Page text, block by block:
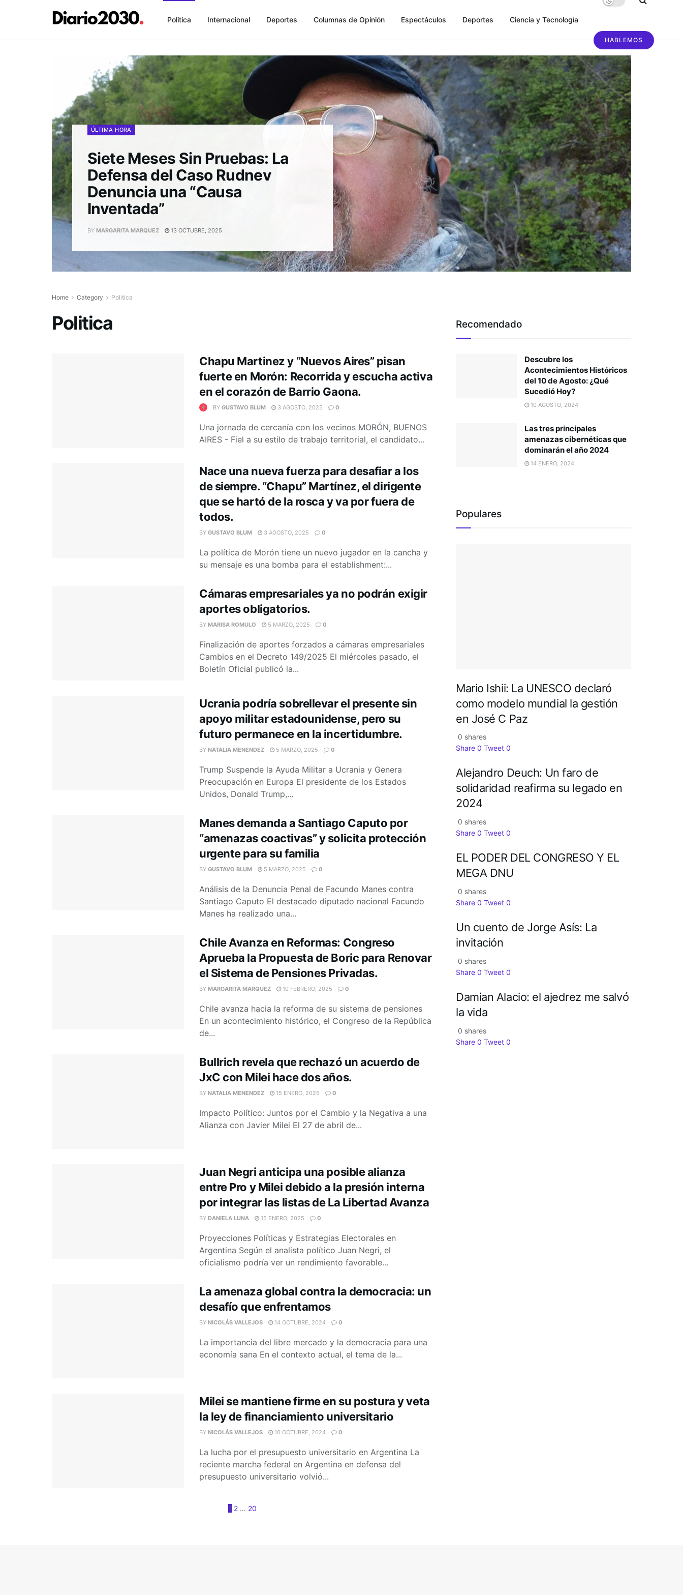
Politica Internacional Deportes Columnas de Opinión Espectáculos Deportes Ciencia y Tecnología
HABLEMOS
ÚLTIMA HORA
Siete Meses Sin Pruebas: La
Defensa del Caso Rudnev
Denuncia una “Causa
Inventada”
BY MARGARITA MARQUEZ 13 OCTUBRE, 2025
Home Category Politica
Politica
Chapu Martinez y “Nuevos Aires” pisan
fuerte en Morón: Recorrida y escucha activa
en el corazón de Barrio Gaona.
BY GUSTAVO BLUM 3 AGOSTO, 2025 0
Una jornada de cercanía con los vecinos MORÓN, BUENOS
AIRES - Fiel a su estilo de trabajo territorial, el candidato...
Nace una nueva fuerza para desafiar a los
de siempre. “Chapu” Martínez, el dirigente
que se hartó de la rosca y va por fuera de
todos.
BY GUSTAVO BLUM 3 AGOSTO, 2025 0
La política de Morón tiene un nuevo jugador en la cancha y
su mensaje es una bomba para el establishment:...
Cámaras empresariales ya no podrán exigir
aportes obligatorios.
BY MARISA ROMULO 5 MARZO, 2025 0
Finalización de aportes forzados a cámaras empresariales
Cambios en el Decreto 149/2025 El miércoles pasado, el
Boletín Oficial publicó la...
Ucrania podría sobrellevar el presente sin
apoyo militar estadounidense, pero su
futuro permanece en la incertidumbre.
BY NATALIA MENENDEZ 5 MARZO, 2025 0
Trump Suspende la Ayuda Militar a Ucrania y Genera
Preocupación en Europa El presidente de los Estados
Unidos, Donald Trump,...
Manes demanda a Santiago Caputo por
“amenazas coactivas” y solicita protección
urgente para su familia
BY GUSTAVO BLUM 5 MARZO, 2025 0
Análisis de la Denuncia Penal de Facundo Manes contra
Santiago Caputo El destacado diputado nacional Facundo
Manes ha realizado una...
Chile Avanza en Reformas: Congreso
Aprueba la Propuesta de Boric para Renovar
el Sistema de Pensiones Privadas.
BY MARGARITA MARQUEZ 10 FEBRERO, 2025 0
Chile avanza hacia la reforma de su sistema de pensiones
En un acontecimiento histórico, el Congreso de la República
de...
Bullrich revela que rechazó un acuerdo de
JxC con Milei hace dos años.
BY NATALIA MENENDEZ 15 ENERO, 2025 0
Impacto Político: Juntos por el Cambio y la Negativa a una
Alianza con Javier Milei El 27 de abril de...
Juan Negri anticipa una posible alianza
entre Pro y Milei debido a la presión interna
por integrar las listas de La Libertad Avanza
BY DANIELA LUNA 15 ENERO, 2025 0
Proyecciones Políticas y Estrategias Electorales en
Argentina Según el analista político Juan Negri, el
oficialismo podría ver un rendimiento favorable...
La amenaza global contra la democracia: un
desafío que enfrentamos
BY NICOLÁS VALLEJOS 14 OCTUBRE, 2024 0
La importancia del libre mercado y la democracia para una
economía sana En el contexto actual, el tema de la...
Milei se mantiene firme en su postura y veta
la ley de financiamiento universitario
BY NICOLÁS VALLEJOS 10 OCTUBRE, 2024 0
La lucha por el presupuesto universitario en Argentina La
reciente marcha federal en Argentina en defensa del
presupuesto universitario volvió...
1 2 … 20
Recomendado
Descubre los
Acontecimientos Históricos
del 10 de Agosto: ¿Qué
Sucedió Hoy?
10 AGOSTO, 2024
Las tres principales
amenazas cibernéticas que
dominarán el año 2024
14 ENERO, 2024
Populares
Mario Ishii: La UNESCO declaró
como modelo mundial la gestión
en José C Paz
0 shares
Share 0 Tweet 0
Alejandro Deuch: Un faro de
solidaridad reafirma su legado en
2024
0 shares
Share 0 Tweet 0
EL PODER DEL CONGRESO Y EL
MEGA DNU
0 shares
Share 0 Tweet 0
Un cuento de Jorge Asís: La
invitación
0 shares
Share 0 Tweet 0
Damian Alacio: el ajedrez me salvó
la vida
0 shares
Share 0 Tweet 0